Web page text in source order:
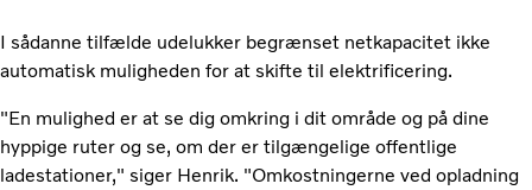
I sådanne tilfælde udelukker begrænset netkapacitet ikke
automatisk muligheden for at skifte til elektrificering.
"En mulighed er at se dig omkring i dit område og på dine
hyppige ruter og se, om der er tilgængelige offentlige
ladestationer," siger Henrik. "Omkostningerne ved opladning